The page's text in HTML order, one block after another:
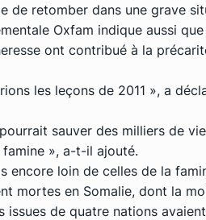
de retomber dans une grave
Oxfam indique aussi
ont contribué à la
les leçons de 2011 », a
sauver des milliers de
famine », a-t-il ajouté.
encore loin de celles de la
mortes en Somalie, dont la
issues de quatre nations